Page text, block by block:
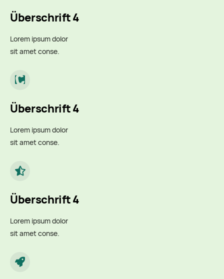
Überschrift 4
Lorem ipsum dolor
sit amet conse.
Überschrift 4
Lorem ipsum dolor
sit amet conse.
Überschrift 4
Lorem ipsum dolor
sit amet conse.